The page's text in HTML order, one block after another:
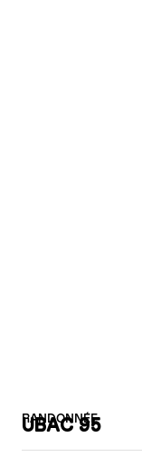
RANDONNÉE
UBAC 95